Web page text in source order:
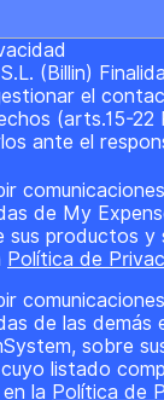
(Billin)
el
(arts.15-22
ante el
de My
sus productos y
Política de
de las demás
sobre
listado
la Política de